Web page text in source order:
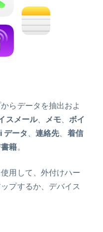
らデータを抽出およ
スメール、 メモ 、ボイ
ータ 、連絡先、 着信
書籍。
使用して、外付けハー
プするか、デバイス